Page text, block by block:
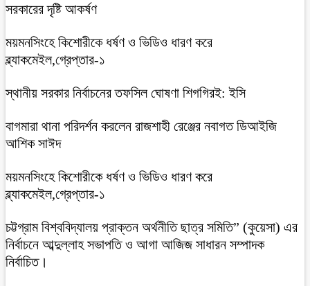
সরকারের দৃষ্টি আকর্ষণ
ময়মনসিংহে কিশোরীকে ধর্ষণ ও ভিডিও ধারণ করে
ব্ল্যাকমেইল,গ্রেপ্তার-১
স্থানীয় সরকার নির্বাচনের তফসিল ঘোষণা শিগগিরই: ইসি
বাগমারা থানা পরিদর্শন করলেন রাজশাহী রেঞ্জের নবাগত ডিআইজি
আশিক সাঈদ
ময়মনসিংহে কিশোরীকে ধর্ষণ ও ভিডিও ধারণ করে
ব্ল্যাকমেইল,গ্রেপ্তার-১
চট্টগ্রাম বিশ্ববিদ্যালয় প্রাক্তন অর্থনীতি ছাত্র সমিতি” (কুয়েসা) এর
নির্বাচনে আব্দুল্লাহ সভাপতি ও আগা আজিজ সাধারন সম্পাদক
নির্বাচিত।